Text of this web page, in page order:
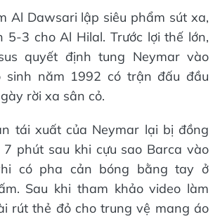
Al Dawsari lập siêu phẩm sút xa,
5-3 cho Al Hilal. Trước lợi thế lớn,
quyết định tung Neymar vào
sinh năm 1992 có trận đấu đầu
rời xa sân cỏ.
tái xuất của Neymar lại bị đồng
phút sau khi cựu sao Barca vào
có pha cản bóng bằng tay ở
Sau khi tham khảo video làm
rút thẻ đỏ cho trung vệ mang áo